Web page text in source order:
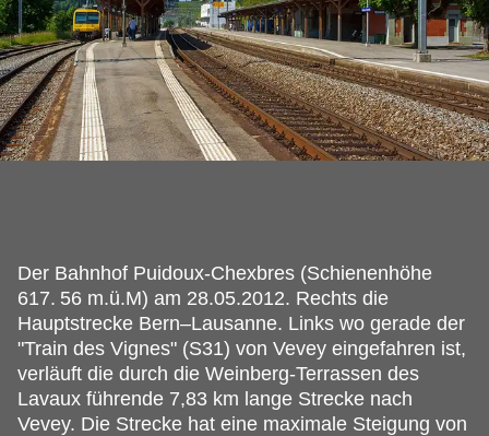
Der Bahnhof Puidoux-Chexbres (Schienenhöhe
617. 56 m.ü.M) am 28.05.2012. Rechts die
Hauptstrecke Bern–Lausanne. Links wo gerade der
"Train des Vignes" (S31) von Vevey eingefahren ist,
verläuft die durch die Weinberg-Terrassen des
Lavaux führende 7,83 km lange Strecke nach
Vevey. Die Strecke hat eine maximale Steigung von